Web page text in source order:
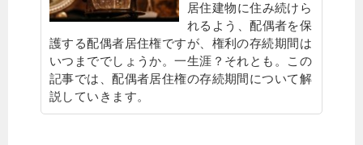
居住建物に住み続けら
れるよう、配偶者を保
護する配偶者居住権ですが、権利の存続期間は
いつまででしょうか。一生涯？それとも。この
記事では、配偶者居住権の存続期間について解
説していきます。